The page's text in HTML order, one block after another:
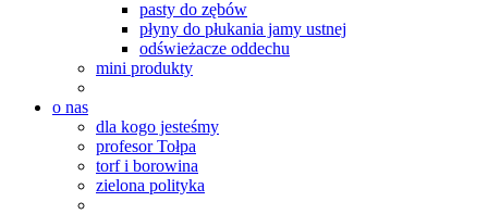
pasty do zębów
płyny do płukania jamy ustnej
odświeżacze oddechu
mini produkty
o nas
dla kogo jesteśmy
profesor Tołpa
torf i borowina
zielona polityka